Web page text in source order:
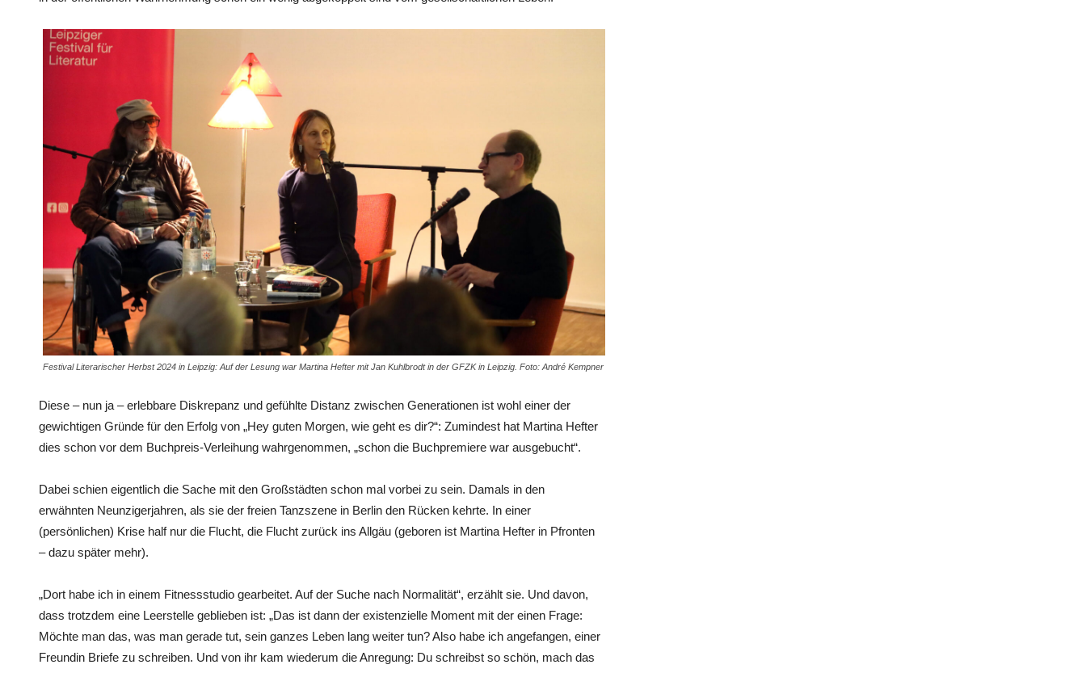
Festival Literarischer Herbst 2024 in Leipzig: Auf der Lesung war Martina Hefter mit Jan Kuhlbrodt in der GFZK in Leipzig. Foto: André Kempner
Diese – nun ja – erlebbare Diskrepanz und gefühlte Distanz zwischen Generationen ist wohl einer der
gewichtigen Gründe für den Erfolg von „Hey guten Morgen, wie geht es dir?“: Zumindest hat Martina Hefter
dies schon vor dem Buchpreis-Verleihung wahrgenommen, „schon die Buchpremiere war ausgebucht“.
Dabei schien eigentlich die Sache mit den Großstädten schon mal vorbei zu sein. Damals in den
erwähnten Neunzigerjahren, als sie der freien Tanzszene in Berlin den Rücken kehrte. In einer
(persönlichen) Krise half nur die Flucht, die Flucht zurück ins Allgäu (geboren ist Martina Hefter in Pfronten
– dazu später mehr).
„Dort habe ich in einem Fitnessstudio gearbeitet. Auf der Suche nach Normalität“, erzählt sie. Und davon,
dass trotzdem eine Leerstelle geblieben ist: „Das ist dann der existenzielle Moment mit der einen Frage:
Möchte man das, was man gerade tut, sein ganzes Leben lang weiter tun? Also habe ich angefangen, einer
Freundin Briefe zu schreiben. Und von ihr kam wiederum die Anregung: Du schreibst so schön, mach das